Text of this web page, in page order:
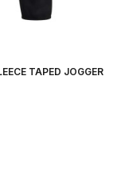
TAPED JOGGER